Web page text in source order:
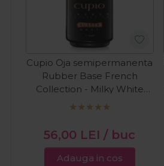
Cupio Oja semipermanenta
Rubber Base French
Collection - Milky White
15ml
56,00 LEI / buc
Adauga in cos